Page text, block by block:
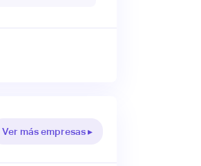
Ver más empresas ▸